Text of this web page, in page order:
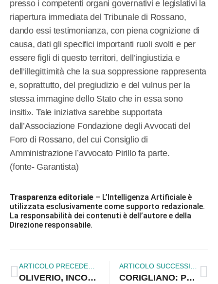
presso i competenti organi governativi e legislativi la
riapertura immediata del Tribunale di Rossano,
dando essi testimonianza, con piena cognizione di
causa, dati gli specifici importanti ruoli svolti e per
essere figli di questo territori, dell’ingiustizia e
dell’illegittimità che la sua soppressione rappresenta
e, soprattutto, del pregiudizio e del vulnus per la
stessa immagine dello Stato che in essa sono
insiti». Tale iniziativa sarebbe supportata
dall’Associazione Fondazione degli Avvocati del
Foro di Rossano, del cui Consiglio di
Amministrazione l’avvocato Pirillo fa parte.
(fonte- Garantista)
Trasparenza editoriale – L’Intelligenza Artificiale è
utilizzata esclusivamente come supporto redazionale.
La responsabilità dei contenuti è dell’autore e della
Direzione responsabile.
OLIVERIO, INCONTRO A ROMA SU FONDI STRUTTURALI E “PATTO PER LA CALABRIA” CORIGLIANO: POVERTA’ CRESCENTE, CITTADINI SI RIVOLGONO ALLA CARITAS